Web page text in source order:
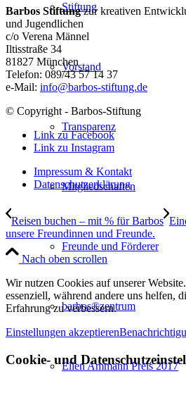
Stiftung
Vorstand
Transparenz
Mitgliedschaften
Freunde und Förderer
barbos®zentrum
Ellen Ammann Preis 2017
Barbos Stiftungzur kreativen
und Jugendlichen
c/o Verena Männel
Iltisstraße 34
81827 München
Telefon: 089/43 57 14 37
e-Mail: info@barbos-stiftung.de
© Copyright - Barbos-Stiftung
Link zu Facebook
Link zu Instagram
Impressum & Kontakt
Datenschutzerklärung
Reisen buchen – mit % für Barbos
unsere Freundinnen und Freunde.
Nach oben scrollen
Wir nutzen Cookies auf unserer
essenziell, während andere uns helfen,
Erfahrung zu verbessern.
Einstellungen akzeptieren
Cookie- und